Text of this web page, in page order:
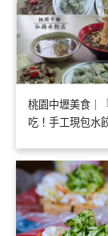
桃園中壢美食｜
吃！手工現包水